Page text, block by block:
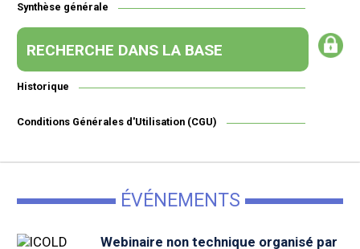
Synthèse générale
RECHERCHE DANS LA BASE
Historique
Conditions Générales d'Utilisation (CGU)
ÉVÉNEMENTS
Webinaire non technique organisé par